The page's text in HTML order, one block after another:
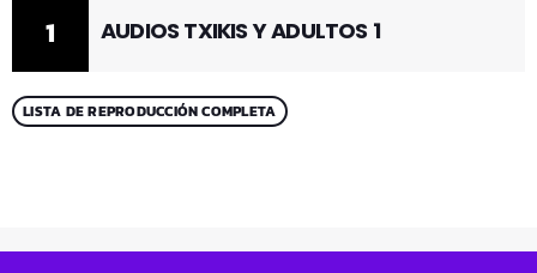
1 AUDIOS TXIKIS Y ADULTOS 1
LISTA DE REPRODUCCIÓN COMPLETA